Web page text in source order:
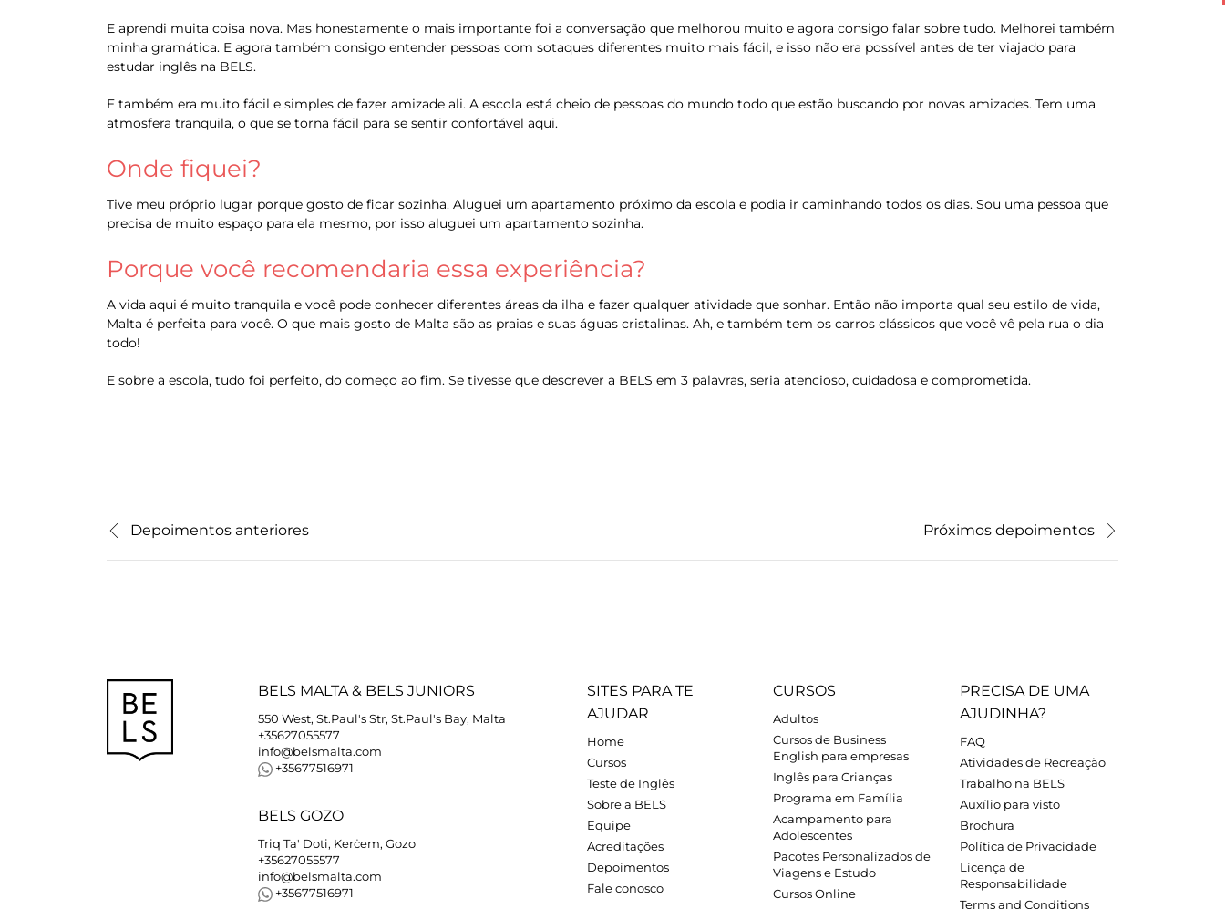
E aprendi muita coisa nova. Mas honestamente o mais importante foi a conversação que melhorou muito e agora consigo falar sobre tudo. Melhorei também
minha gramática. E agora também consigo entender pessoas com sotaques diferentes muito mais fácil, e isso não era possível antes de ter viajado para
estudar inglês na BELS.
E também era muito fácil e simples de fazer amizade ali. A escola está cheio de pessoas do mundo todo que estão buscando por novas amizades. Tem uma
atmosfera tranquila, o que se torna fácil para se sentir confortável aqui.
Onde fiquei?
Tive meu próprio lugar porque gosto de ficar sozinha. Aluguei um apartamento próximo da escola e podia ir caminhando todos os dias. Sou uma pessoa que
precisa de muito espaço para ela mesmo, por isso aluguei um apartamento sozinha.
Porque você recomendaria essa experiência?
A vida aqui é muito tranquila e você pode conhecer diferentes áreas da ilha e fazer qualquer atividade que sonhar. Então não importa qual seu estilo de vida,
Malta é perfeita para você. O que mais gosto de Malta são as praias e suas águas cristalinas. Ah, e também tem os carros clássicos que você vê pela rua o dia
todo!
E sobre a escola, tudo foi perfeito, do começo ao fim. Se tivesse que descrever a BELS em 3 palavras, seria atencioso, cuidadosa e comprometida.
Depoimentos anteriores Próximos depoimentos
BELS MALTA& BELS JUNIORS
550 West, St.Paul's Str, St.Paul's Bay, Malta
+35627055577
info@belsmalta.com
+35677516971
BELS GOZO
Triq Ta' Doti, Kerċem, Gozo
+35627055577
info@belsmalta.com
+35677516971
SITES PARA TE
AJUDAR
Home
Cursos
Teste de Inglês
Sobre a BELS
Equipe
Acreditações
Depoimentos
Fale conosco
CURSOS
Adultos
Cursos de Business
English para empresas
Inglês para Crianças
Programa em Família
Acampamento para
Adolescentes
Pacotes Personalizados de
Viagens e Estudo
Cursos Online
PRECISA DE UMA
AJUDINHA?
FAQ
Atividades de Recreação
Trabalho na BELS
Auxílio para visto
Brochura
Política de Privacidade
Licença de
Responsabilidade
Terms and Conditions